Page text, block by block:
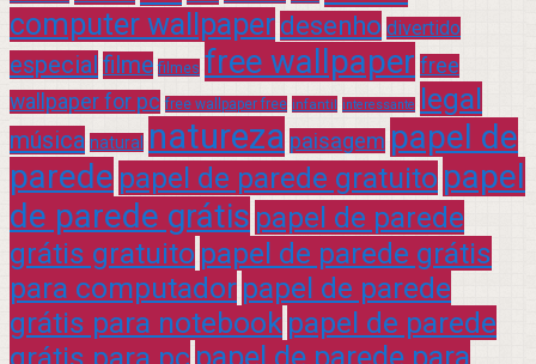
computer wallpaper desenho divertido
especial filme filmes free wallpaper free
wallpaper for pc free wallpaper free infantil interessante legal
música natural natureza paisagem papel de
parede papel de parede gratuito papel
de parede grátis papel de parede
grátis gratuito papel de parede grátis
para computador papel de parede
grátis para notebook papel de parede